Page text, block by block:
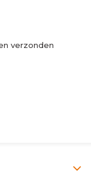
verzonden